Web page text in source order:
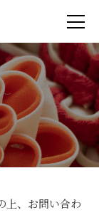
上、お問い合わ